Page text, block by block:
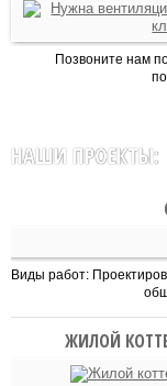
Позвоните нам
НАШИ ПРОЕКТЫ:
Виды работ:
ЖИЛОЙ